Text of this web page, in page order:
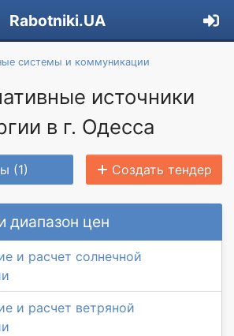
Rabotniki.UA
системы и коммуникации
источники
в г. Одесса
(1) Создать тендер
диапазон цен
и расчет солнечной
и расчет ветряной